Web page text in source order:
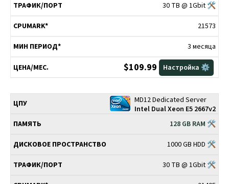
30 TB @ 1Gbit 🛠
21573
3 месяца
$109.99 Настройка ⚙️
MD12 Dedicated Server
Intel Dual Xeon E5 2667v2
128 GB RAM 🛠
1000 GB HDD 🛠
30 TB @ 1Gbit 🛠